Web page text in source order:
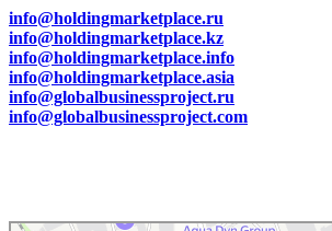
info@holdingmarketplace.ru
info@holdingmarketplace.kz
info@holdingmarketplace.info
info@holdingmarketplace.asia
info@globalbusinessproject.ru
info@globalbusinessproject.com